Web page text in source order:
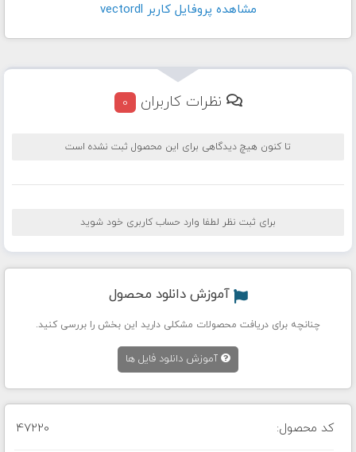
مشاهده پروفايل کاربر vectordl
نظرات کاربران 0
تا کنون هیچ دیدگاهی برای این محصول ثبت نشده است
برای ثبت نظر لطفا وارد حساب کاربری خود شوید
آموزش دانلود محصول
چنانچه برای دریافت محصولات مشکلی دارید این بخش را بررسی کنید.
آموزش دانلود فایل ها
کد محصول: 47220